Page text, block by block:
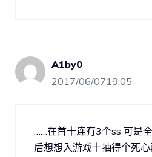
A1by0
2017/06/0719:05
……在首十连有3个ss 可是
后想想入游戏十抽得个死